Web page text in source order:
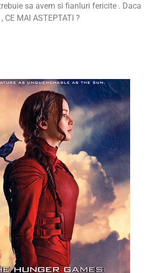
sa avem si fianluri fericite . Daca
MAI ASTEPTATI ?